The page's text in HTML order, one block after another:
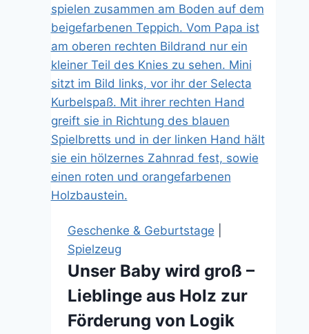
beschäftigen
Geschenke & Geburtstage
Spielzeug
Unser Baby wird groß –
Lieblinge aus Holz zur
Förderung von Logik